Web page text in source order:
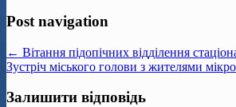
Post navigation
← Вітання підопічних відділення
Зустріч міського голови з жителями
Залишити відповідь